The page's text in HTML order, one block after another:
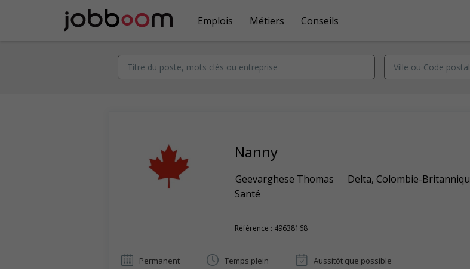
Emplois Métiers Conseils
Nanny
Geevarghese Thomas Delta, Colombie-
Santé
Référence : 49638168
Permanent Temps plein Aussitôt que possible